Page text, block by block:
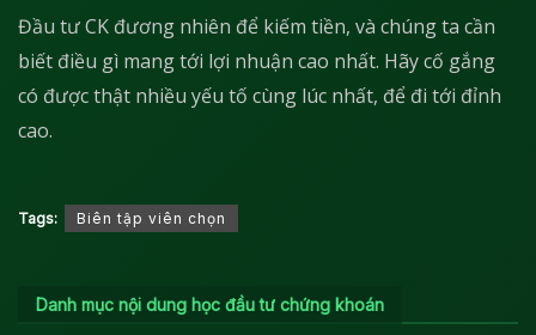
Đầu tư CK đương nhiên để kiếm tiền, và chúng ta cần
biết điều gì mang tới lợi nhuận cao nhất. Hãy cố gắng
có được thật nhiều yếu tố cùng lúc nhất, để đi tới đỉnh
cao.
Tags: Biên tập viên chọn
Danh mục nội dung học đầu tư chứng khoán